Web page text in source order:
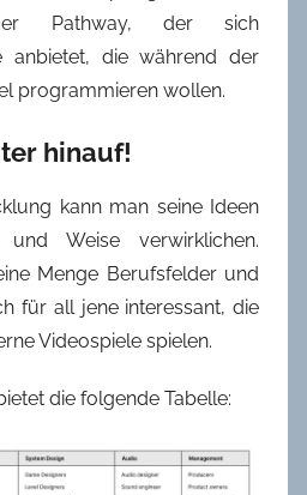
Pathway, der sich
anbietet, die während der
programmieren wollen.
hinauf!
kann man seine Ideen
Weise verwirklichen.
Menge Berufsfelder und
für all jene interessant, die
Videospiele spielen.
die folgende Tabelle: